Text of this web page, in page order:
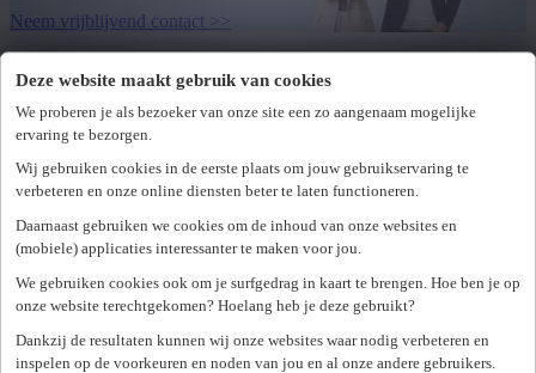
Deze website maakt gebruik van cookies
We proberen je als bezoeker van onze site een zo aangenaam mogelijke
ervaring te bezorgen.
Wij gebruiken cookies in de eerste plaats om jouw gebruikservaring te
verbeteren en onze online diensten beter te laten functioneren.
Daarnaast gebruiken we cookies om de inhoud van onze websites en
(mobiele) applicaties interessanter te maken voor jou.
We gebruiken cookies ook om je surfgedrag in kaart te brengen. Hoe ben je op
onze website terechtgekomen? Hoelang heb je deze gebruikt?
Dankzij de resultaten kunnen wij onze websites waar nodig verbeteren en
inspelen op de voorkeuren en noden van jou en al onze andere gebruikers.
Neem vrijblijvend contact >>
CAREER FLEX
Snel inzetbaar. Breed inzetbaar. Meteen impact.
Onze Career Flex Project Consultants zijn echte allrounders.
Proactief, eager to learn en multi-inzetbaar: ze schakelen moeiteloos
tussen projecten, sectoren en teams.
Ze integreren zich snel in nieuwe takenpakketten en zorgen vanaf
dag één voor continuïteit en ondersteuning binnen jouw organisatie.
Waarom kiezen voor Career Flex?